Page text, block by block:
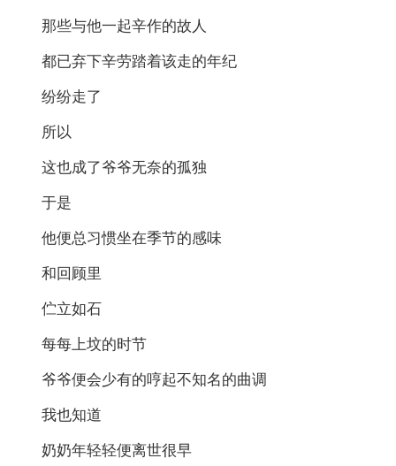
那些与他一起辛作的故人
都已弃下辛劳踏着该走的年纪
纷纷走了
所以
这也成了爷爷无奈的孤独
于是
他便总习惯坐在季节的感味
和回顾里
伫立如石
每每上坟的时节
爷爷便会少有的哼起不知名的曲调
我也知道
奶奶年轻轻便离世很早